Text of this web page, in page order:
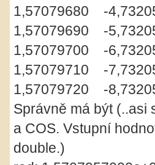
1,57079680 -
1,57079690 -
1,57079700 -
1,57079710 -
1,57079720 -
Správně má být (..asi
a COS. Vstupní
double.)